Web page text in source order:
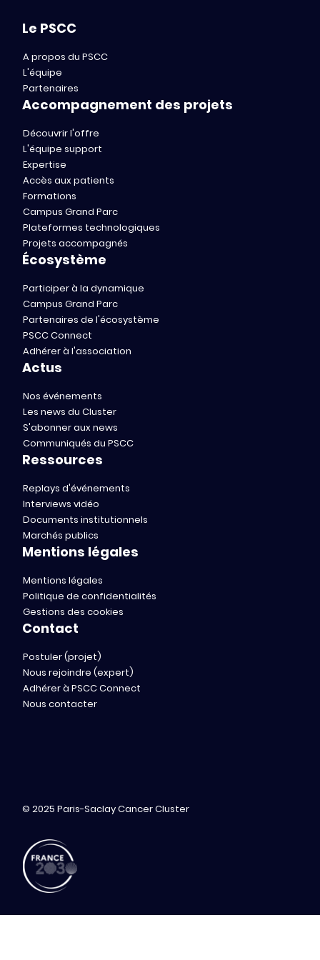
Le PSCC
A propos du PSCC
L'équipe
Partenaires
Accompagnement des projets
Découvrir l'offre
L'équipe support
Expertise
Accès aux patients
Formations
Campus Grand Parc
Plateformes technologiques
Projets accompagnés
Écosystème
Participer à la dynamique
Campus Grand Parc
Partenaires de l'écosystème
PSCC Connect
Adhérer à l'association
Actus
Nos événements
Les news du Cluster
S'abonner aux news
Communiqués du PSCC
Ressources
Replays d'événements
Interviews vidéo
Documents institutionnels
Marchés publics
Mentions légales
Mentions légales
Politique de confidentialités
Gestions des cookies
Contact
Postuler (projet)
Nous rejoindre (expert)
Adhérer à PSCC Connect
Nous contacter
© 2025 Paris-Saclay Cancer Cluster